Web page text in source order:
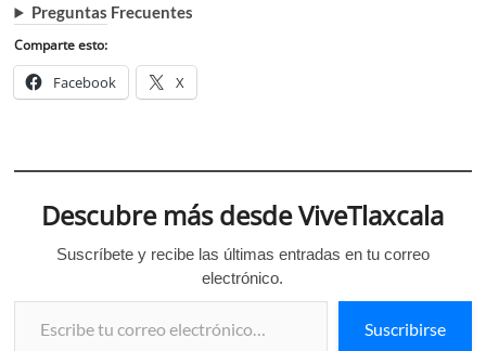
Preguntas Frecuentes
Comparte esto:
Facebook X
Descubre más desde ViveTlaxcala
Suscríbete y recibe las últimas entradas en tu correo
electrónico.
Escribe tu correo electrónico…
Suscribirse